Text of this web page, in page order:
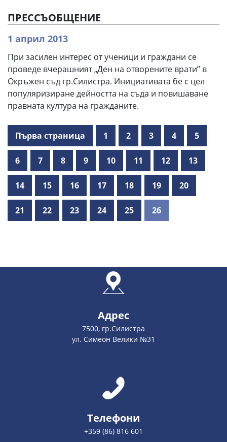
ПРЕССЪОБЩЕНИЕ
1 април 2013
При засилен интерес от ученици и граждани се
проведе вчерашният „Ден на отворените врати” в
Окръжен съд гр.Силистра. Инициативата бе с цел
популяризиране дейността на съда и повишаване
правната култура на гражданите.
Първа страница 1 2 3 4 5
6 7 8 9 10 11 12 13
14 15 16 17 18 19 20
21 22 23 24 25 26
Адрес
7500, гр.Силистра
ул. Симеон Велики №31
Телефони
+359 (86) 816 601